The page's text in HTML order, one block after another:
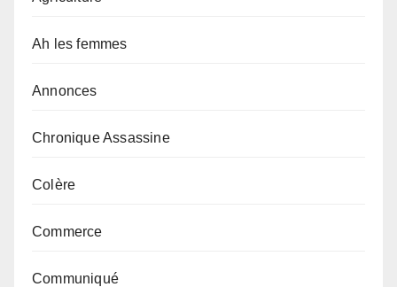
Ah les femmes
Annonces
Chronique Assassine
Colère
Commerce
Communiqué